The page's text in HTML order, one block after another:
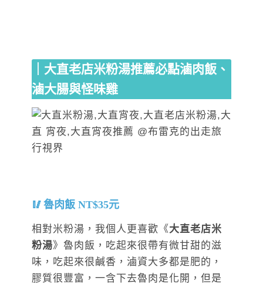
｜大直老店米粉湯推薦必點滷肉飯、
滷大腸與怪味雞
魯肉飯 NT$35元
相對米粉湯，我個人更喜歡《大直老店米
粉湯》魯肉飯，吃起來很帶有微甘甜的滋
味，吃起來很鹹香，滷資大多都是肥的，
膠質很豐富，一含下去魯肉是化開，但是